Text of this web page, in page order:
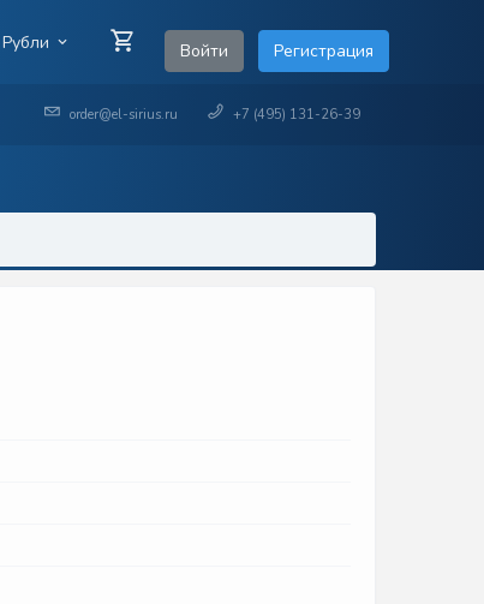
Рубли Войти Регистрация
order@el-sirius.ru +7 (495) 131-26-39